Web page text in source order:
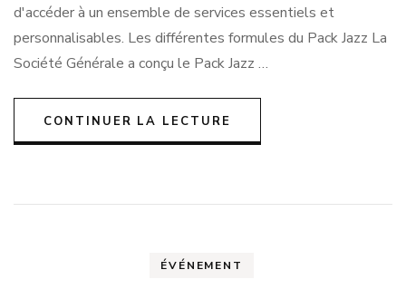
d'accéder à un ensemble de services essentiels et
personnalisables. Les différentes formules du Pack Jazz La
Société Générale a conçu le Pack Jazz …
CONTINUER LA LECTURE
ÉVÉNEMENT